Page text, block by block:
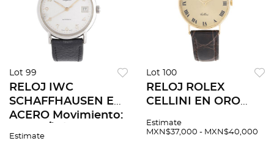
Lot 99
RELOJ IWC
SCHAFFHAUSEN EN
ACERO Movimiento:
Estimate
Lot 100
RELOJ ROLEX
CELLINI EN ORO
REF. 3833
Estimate
MXN$37,000 - MXN$40,000